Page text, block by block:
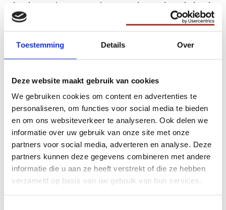
Toestemming Details Over
Deze website maakt gebruik van cookies
We gebruiken cookies om content en advertenties te
personaliseren, om functies voor social media te bieden
en om ons websiteverkeer te analyseren. Ook delen we
informatie over uw gebruik van onze site met onze
partners voor social media, adverteren en analyse. Deze
partners kunnen deze gegevens combineren met andere
informatie die u aan ze heeft verstrekt of die ze hebben
verzameld op basis van uw gebruik van hun services.
dat de manier waarop jongeren hun volgende boek
vinden, moet veranderen. Momenteel kun je als
jongere alleen maar zoeken op een ‘ouderwetse’
manier, zoals het zoeken op genre, historische
romans of fictie. Deze benadering resoneert niet
meer bij hen. Ze worden na een database search
misschien interessant zijn. Dit kan overweldigend
zijn, en het vinden van een geschikt boek moet veel
toegankelijker worden.”
“Samen met de jongeren hebben we vragen
opgesteld die kunnen helpen bepalen wat voor
boek interessant is voor jongeren. Tegelijkertijd